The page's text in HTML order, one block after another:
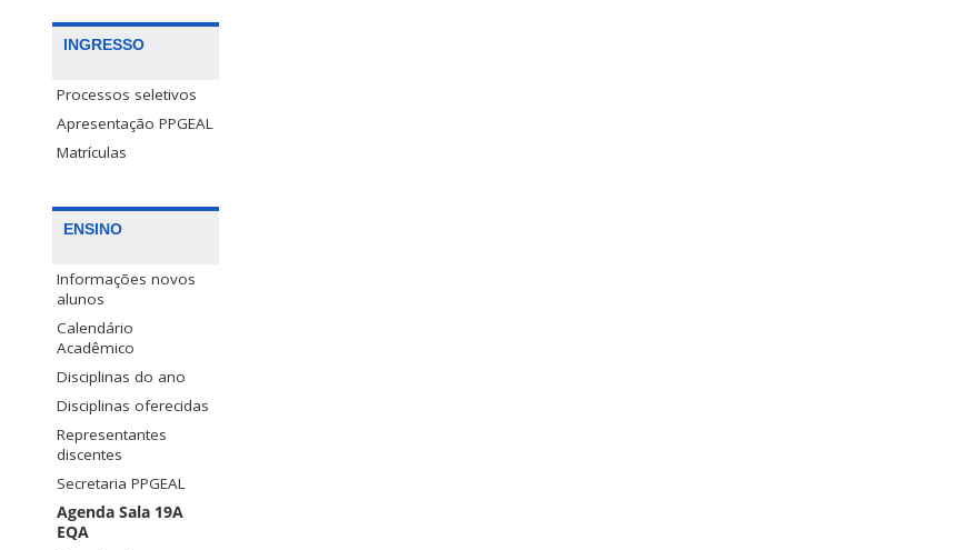
INGRESSO
Processos seletivos
Apresentação PPGEAL
Matrículas
ENSINO
Informações novos
alunos
Calendário
Acadêmico
Disciplinas do ano
Disciplinas oferecidas
Representantes
discentes
Secretaria PPGEAL
Agenda Sala 19A
EQA